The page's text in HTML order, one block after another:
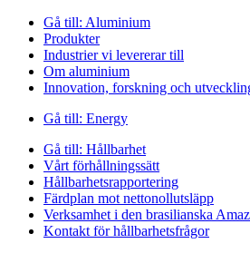
Gå till: Aluminium
Produkter
Industrier vi levererar till
Om aluminium
Innovation, forskning och
Gå till: Energy
Gå till: Hållbarhet
Vårt förhållningssätt
Hållbarhetsrapportering
Färdplan mot nettonollutsläpp
Verksamhet i den brasilianska
Kontakt för hållbarhetsfrågor